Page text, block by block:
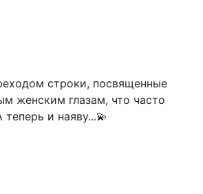
строки, посвященные
женским глазам, что часто
и наяву...💫